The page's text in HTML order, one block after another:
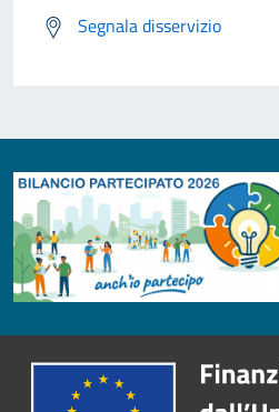
Segnala disservizio